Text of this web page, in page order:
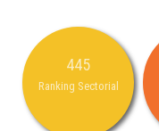
445
Ranking Sectorial